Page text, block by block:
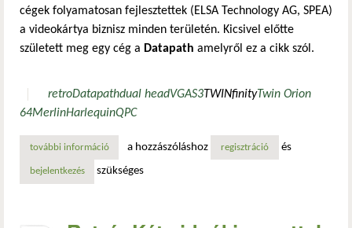
cégek folyamatosan fejlesztettek (ELSA Technology AG, SPEA)
a videokártya biznisz minden területén. Kicsivel előtte
született meg egy cég a Datapath amelyről ez a cikk szól.
retroDatapathdual headVGAS3TWINfinityTwin Orion
64MerlinHarlequinQPC
további információretró: két videókimenettel (dual head) rendelkező kártyák
a hozzászóláshoz regisztráció és
bejelentkezés szükséges